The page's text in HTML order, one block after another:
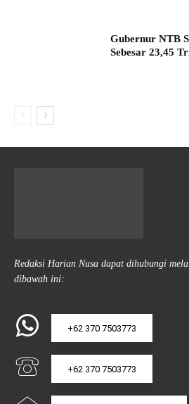
Gubernur NTB
Sebesar 23,45
Redaksi Harian Nusa dapat dihubungi
dibawah ini:
+62 370 7503773
+62 370 7503773